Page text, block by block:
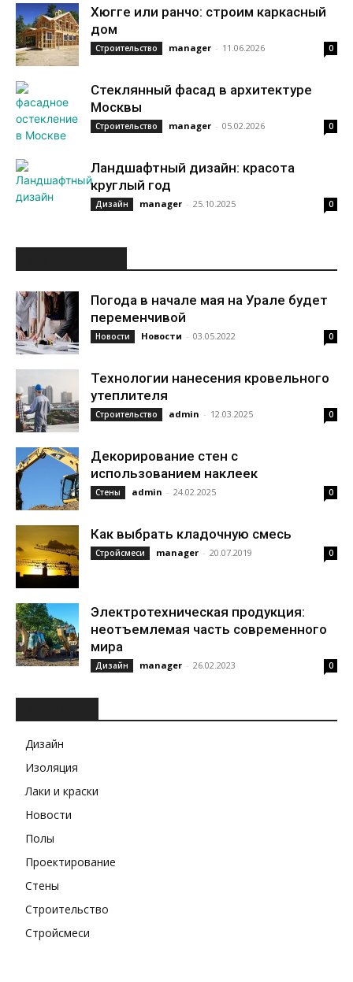
Хюгге или ранчо: строим каркасный
дом
Строительство manager - 11.06.2026 0
Стеклянный фасад в архитектуре
Москвы
Строительство manager - 05.02.2026 0
Ландшафтный дизайн: красота
круглый год
Дизайн manager - 25.10.2025 0
Погода в начале мая на Урале будет
переменчивой
Новости Новости - 03.05.2022 0
Технологии нанесения кровельного
утеплителя
Строительство admin - 12.03.2025 0
Декорирование стен с
использованием наклеек
Стены admin - 24.02.2025 0
Как выбрать кладочную смесь
Стройсмеси manager - 20.07.2019 0
Электротехническая продукция:
неотъемлемая часть современного
мира
Дизайн manager - 26.02.2023 0
Дизайн
Изоляция
Лаки и краски
Новости
Полы
Проектирование
Стены
Строительство
Стройсмеси